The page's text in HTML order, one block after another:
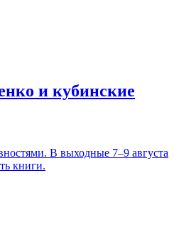
и кубинские
В выходные 7–9 августа
книги.